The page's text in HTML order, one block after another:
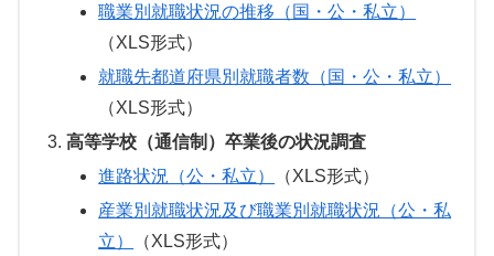
職業別就職状況の推移（国・公・私立）
（XLS形式）
就職先都道府県別就職者数（国・公・私立）
（XLS形式）
高等学校（通信制）卒業後の状況調査
進路状況（公・私立）
（XLS形式）
産業別就職状況及び職業別就職状況（公・私
立）
（XLS形式）